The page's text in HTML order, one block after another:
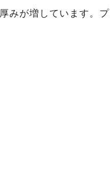
みが増しています。